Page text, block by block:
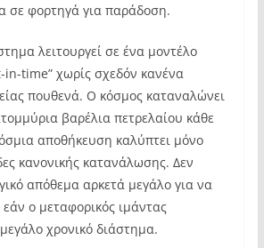
σε φορτηγά για παράδοση.
λειτουργεί σε ένα μοντέλο
time” χωρίς σχεδόν κανένα
πουθενά. Ο κόσμος καταναλώνει
βαρέλια πετρελαίου κάθε
αποθήκευση καλύπτει μόνο
κανονικής κατανάλωσης. Δεν
απόθεμα αρκετά μεγάλο για να
ο μεταφορικός ιμάντας
χρονικό διάστημα.